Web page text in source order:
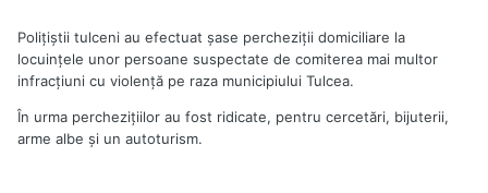
Poliţiştii tulceni au efectuat şase percheziţii domiciliare la
locuinţele unor persoane suspectate de comiterea mai multor
infracţiuni cu violenţă pe raza municipiului Tulcea.
În urma percheziţiilor au fost ridicate, pentru cercetări, bijuterii,
arme albe şi un autoturism.